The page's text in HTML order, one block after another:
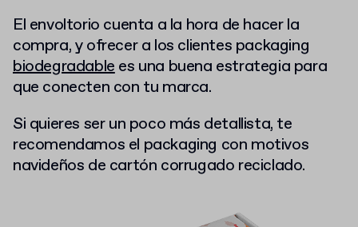
El envoltorio cuenta a la hora de hacer la
compra, y ofrecer a los clientes packaging
biodegradablees una buena estrategia para
que conecten con tu marca.
Si quieres ser un poco más detallista, te
recomendamos el packaging con motivos
navideños de cartón corrugado reciclado.